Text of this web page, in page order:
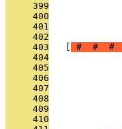
     399
     400
     401
     402
     403
# # #
     404
     405
     406
     407
     408
     409
     410